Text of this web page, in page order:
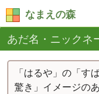
なまえの森
あだ名・ニックネ
「はるや」の「す
驚き」イメージの